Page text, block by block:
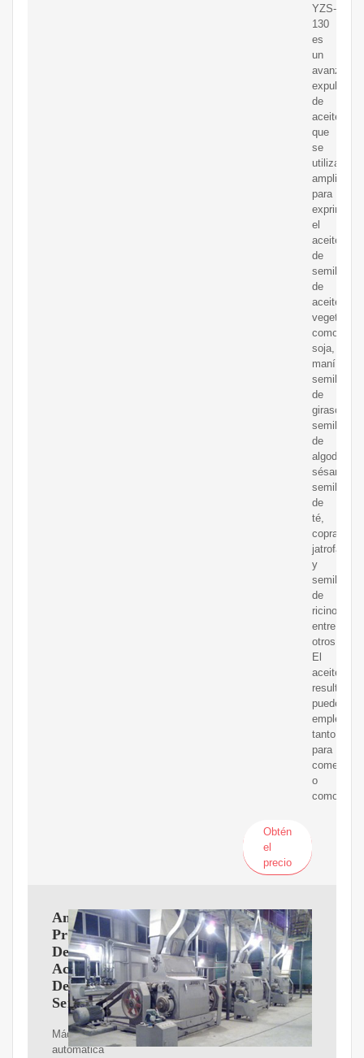
YZS-
130
es
un
avanzado
expulsor
de
aceite
que
se
utiliza
para
exprimir
el
aceite
de
semilla
de
aceite
vegetal,
como
soja,
maní,
semillas
de
girasol,
semillas
de
algodón,
sésamo,
semillas
de
té,
copra,
jatrofa
y
semilla
de
ricino,
entre
otros.
El
aceite
resultante
puede
emplearse
tanto
para
comer
o
como
Obtén
el
precio
Amazon.es:
Prensa
De
Aceite
De
Semillas
Máquina
automática